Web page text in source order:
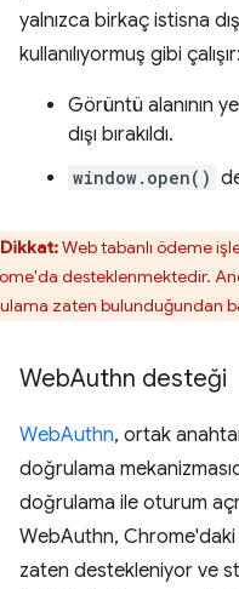
yalnızca birkaç istisna
kullanılıyormuş gibi çalışır:
Görüntü alanının
dışı bırakıldı.
window.open()
Dikkat:Web tabanlı ödeme
desteklenmektedir.
zaten bulunduğundan
WebAuthn desteği
WebAuthn, ortak
doğrulama
doğrulama ile oturum
WebAuthn,
zaten destekleniyor ve